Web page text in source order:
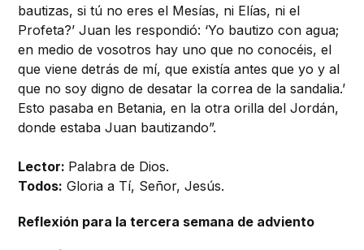
bautizas, si tú no eres el Mesías, ni Elías, ni el
Profeta?’ Juan les respondió: ‘Yo bautizo con agua;
en medio de vosotros hay uno que no conocéis, el
que viene detrás de mí, que existía antes que yo y al
que no soy digno de desatar la correa de la sandalia.’
Esto pasaba en Betania, en la otra orilla del Jordán,
donde estaba Juan bautizando”.
Lector: Palabra de Dios.
Todos: Gloria a Tí, Señor, Jesús.
Reflexión para la tercera semana de adviento